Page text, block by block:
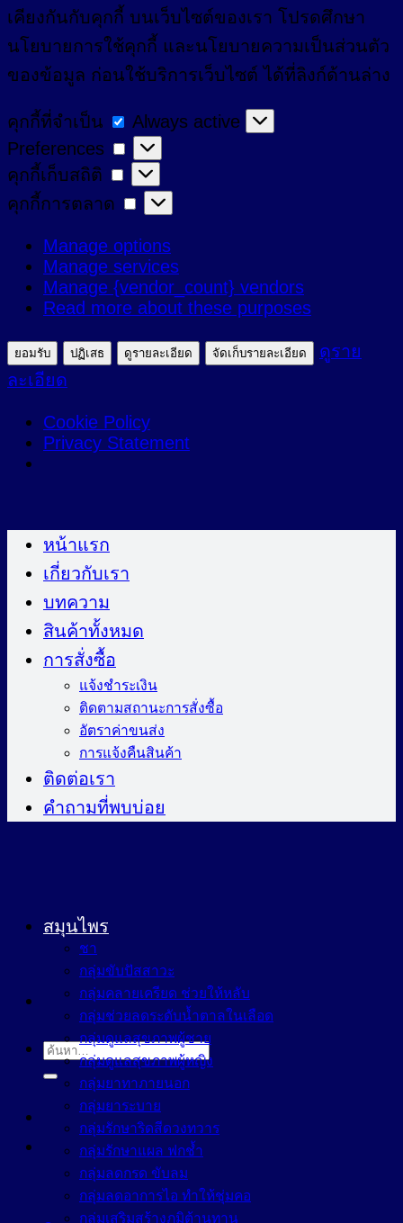
เคียงกันกับคุกกี้ บนเว็บไซต์ของเรา โปรดศึกษา
นโยบายการใช้คุกกี้ และนโยบายความเป็นส่วนตัว
ของข้อมูล ก่อนใช้บริการเว็บไซต์ ได้ที่ลิงก์ด้านล่าง
คุกกี้ที่จำเป็น
คุกกี้
ที่
จำเป็น
Always active
Preferences
Preferences
คุกกี้เก็บสถิติ
คุกกี้
เก็บ
คุกกี้การตลาด
คุกกี้
ตลาด
Manage options
Manage services
Manage {vendor_count} vendors
Read more about these purposes
ยอมรับ ปฏิเสธ ดูรายละเอียด จัดเก็บรายละเอียด
ดูราย
ละเอียด
Cookie Policy
Privacy Statement
ไป
หน้าแรก
เกี่ยวกับเรา
บทความ
สินค้าทั้งหมด
การสั่งซื้อ
แจ้งชำระเงิน
ติดตามสถานะการสั่งซื้อ
อัตราค่าขนส่ง
การแจ้งคืนสินค้า
ติดต่อเรา
คำถามที่พบบ่อย
ค้นหา:
สมุนไพร
ชา
กลุ่มขับปัสสาวะ
กลุ่มคลายเครียด ช่วยให้หลับ
กลุ่มช่วยลดระดับน้ำตาลในเลือด
กลุ่มดูแลสุขภาพผู้ชาย
กลุ่มดูแลสุขภาพผู้หญิง
กลุ่มยาทาภายนอก
กลุ่มยาระบาย
กลุ่มรักษาริดสีดวงทวาร
กลุ่มรักษาแผล ฟกช้ำ
กลุ่มลดกรด ขับลม
กลุ่มลดอาการไอ ทำให้ชุ่มคอ
กลุ่มเสริมสร้างภูมิต้านทาน